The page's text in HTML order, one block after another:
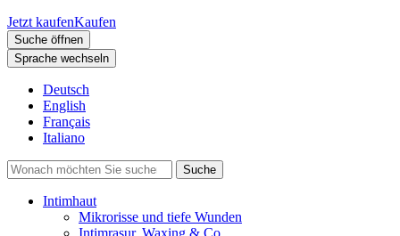
Jetzt kaufenKaufen
Suche öffnen
Sprache wechseln
Deutsch
English
Français
Italiano
Intimhaut
Mikrorisse und tiefe Wunden
Intimrasur, Waxing & Co.